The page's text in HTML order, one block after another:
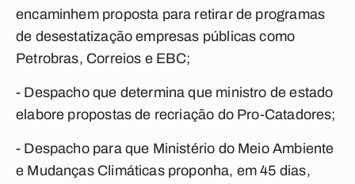
encaminhem proposta para retirar de programas
de desestatização empresas públicas como
Petrobras, Correios e EBC;
- Despacho que determina que ministro de estado
elabore propostas de recriação do Pro-Catadores;
- Despacho para que Ministério do Meio Ambiente
e Mudanças Climáticas proponha, em 45 dias,